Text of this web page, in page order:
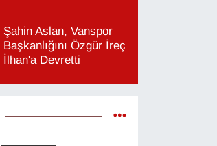
Şahin Aslan, Vanspor
Başkanlığını Özgür İreç
İlhan'a Devretti